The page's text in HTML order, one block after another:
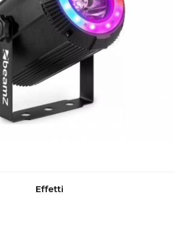
Effetti